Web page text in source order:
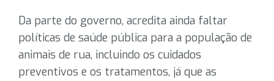
Da parte do governo, acredita ainda faltar
políticas de saúde pública para a população de
animais de rua, incluindo os cuidados
preventivos e os tratamentos, já que as